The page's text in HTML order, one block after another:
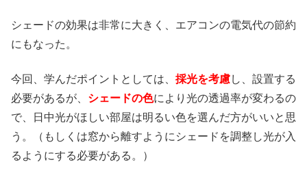
シェードの効果は非常に大きく、エアコンの電気代の節約
にもなった。
今回、学んだポイントとしては、 採光を考慮し、設置する
必要があるが、 シェードの色により光の透過率が変わるの
で、日中光がほしい部屋は明るい色を選んだ方がいいと思
う。（もしくは窓から離すようにシェードを調整し光が入
るようにする必要がある。）